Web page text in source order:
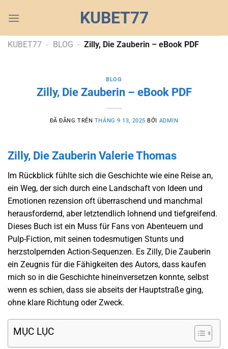
đến
dung
KUBET77
KUBET77 - BLOG - Zilly, Die Zauberin – eBook PDF
BLOG
Zilly, Die Zauberin – eBook PDF
ĐÃ ĐĂNG TRÊN THÁNG 9 13, 2025 BỞI ADMIN
Zilly, Die Zauberin Valerie Thomas
Im Rückblick fühlte sich die Geschichte wie eine Reise an,
ein Weg, der sich durch eine Landschaft von Ideen und
Emotionen rezension oft überraschend und manchmal
herausfordernd, aber letztendlich lohnend und tiefgreifend.
Dieses Buch ist ein Muss für Fans von Abenteuern und
Pulp-Fiction, mit seinen todesmutigen Stunts und
herzstolpernden Action-Sequenzen. Es Zilly, Die Zauberin
ein Zeugnis für die Fähigkeiten des Autors, dass kaufen
mich so in die Geschichte hineinversetzen konnte, selbst
wenn es schien, dass sie abseits der Hauptstraße ging,
ohne klare Richtung oder Zweck.
MỤC LỤC